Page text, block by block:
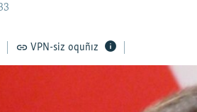
VPN-siz oquñız